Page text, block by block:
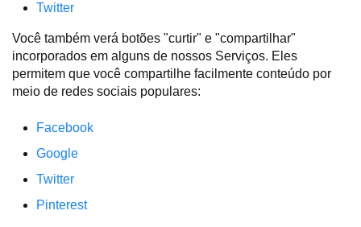
Twitter
Você também verá botões "curtir" e "compartilhar"
incorporados em alguns de nossos Serviços. Eles
permitem que você compartilhe facilmente conteúdo por
meio de redes sociais populares:
Facebook
Google
Twitter
Pinterest